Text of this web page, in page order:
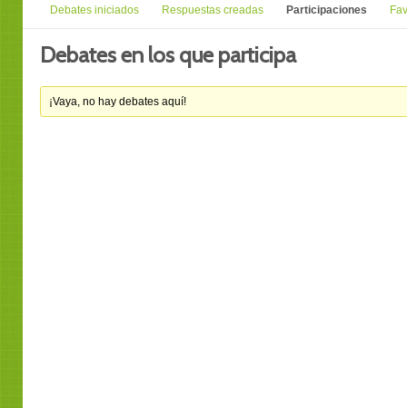
Debates iniciados Respuestas creadas Participaciones
Debates en los que participa
¡Vaya, no hay debates aquí!